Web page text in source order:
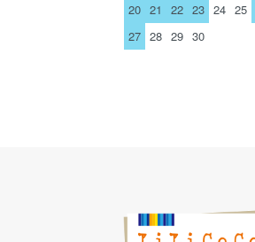
20 21 22 23 24 25
27 28 29 30